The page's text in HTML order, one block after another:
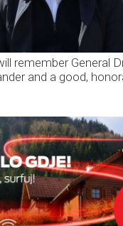
remember General
and a good,